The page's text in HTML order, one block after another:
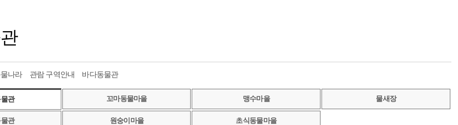
나라 관람 구역안내 바다동물관
관 꼬마동물마을 맹수마을 물새장
관 원숭이마을 초식동물마을